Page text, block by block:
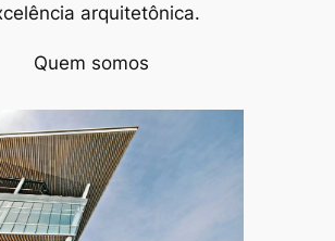
arquitetônica.
Quem somos